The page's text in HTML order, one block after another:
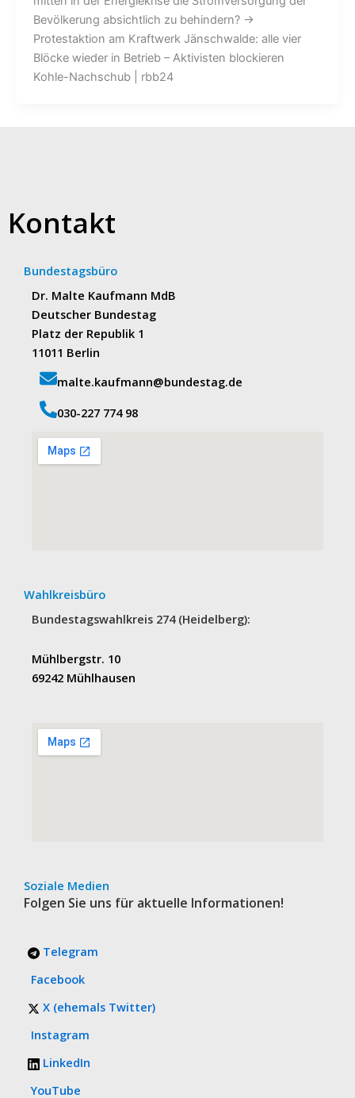
Bevölkerung absichtlich zu behindern? →
Protestaktion am Kraftwerk Jänschwalde: alle vier
Blöcke wieder in Betrieb – Aktivisten blockieren
Kohle-Nachschub | rbb24
Kontakt
Bundestagsbüro
Dr. Malte Kaufmann MdB
Deutscher Bundestag
Platz der Republik 1
11011 Berlin
malte.kaufmann@bundestag.de
‭030-227 774 98‬
Wahlkreisbüro
Bundestagswahlkreis 274 (Heidelberg):
Mühlbergstr. 10
69242 Mühlhausen
Soziale Medien
Folgen Sie uns für aktuelle Informationen!
Telegram
Facebook
X (ehemals Twitter)
Instagram
LinkedIn
YouTube